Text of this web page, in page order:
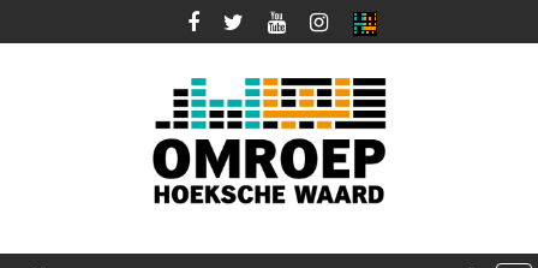
naar